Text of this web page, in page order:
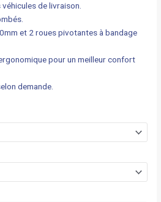
de livraison.
et 2 roues pivotantes à bandage
pour un meilleur confort
demande.